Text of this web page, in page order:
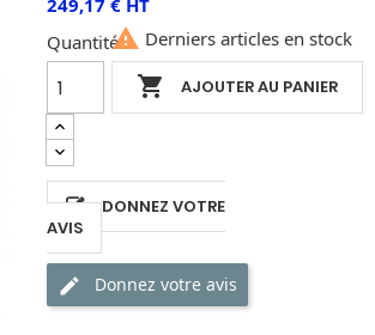
249,17 € HT
Quantité
 AJOUTER AU PANIER
 Derniers articles en stock
DONNEZ VOTRE
AVIS
Donnez votre avis